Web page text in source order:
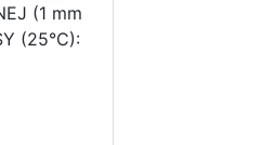
(1 mm
(25°C):